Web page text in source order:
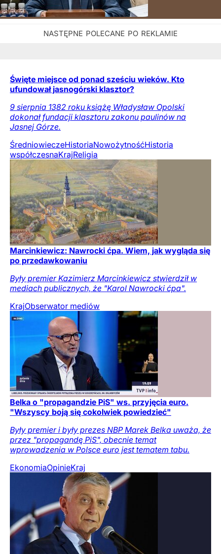
Święte miejsce od ponad sześciu wieków. Kto
ufundował jasnogórski klasztor?
9 sierpnia 1382 roku książę Władysław Opolski
dokonał fundacji klasztoru zakonu paulinów na
Jasnej Górze.
ŚredniowieczeHistoriaNowożytnośćHistoria
współczesnaKrajReligia
Marcinkiewicz: Nawrocki ćpa. Wiem, jak wygląda się
po przedawkowaniu
Były premier Kazimierz Marcinkiewicz stwierdził w
mediach publicznych, że "Karol Nawrocki ćpa".
KrajObserwator mediów
Belka o "propagandzie PiS" ws. przyjęcia euro.
"Wszyscy boją się cokolwiek powiedzieć"
Były premier i były prezes NBP Marek Belka uważa, że
przez "propagandę PiS", obecnie temat
wprowadzenia w Polsce euro jest tematem tabu.
EkonomiaOpinieKraj